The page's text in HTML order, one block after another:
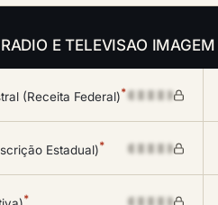
E TELEVISAO IMAGEM
(Receita Federal)*
Estadual)*
*